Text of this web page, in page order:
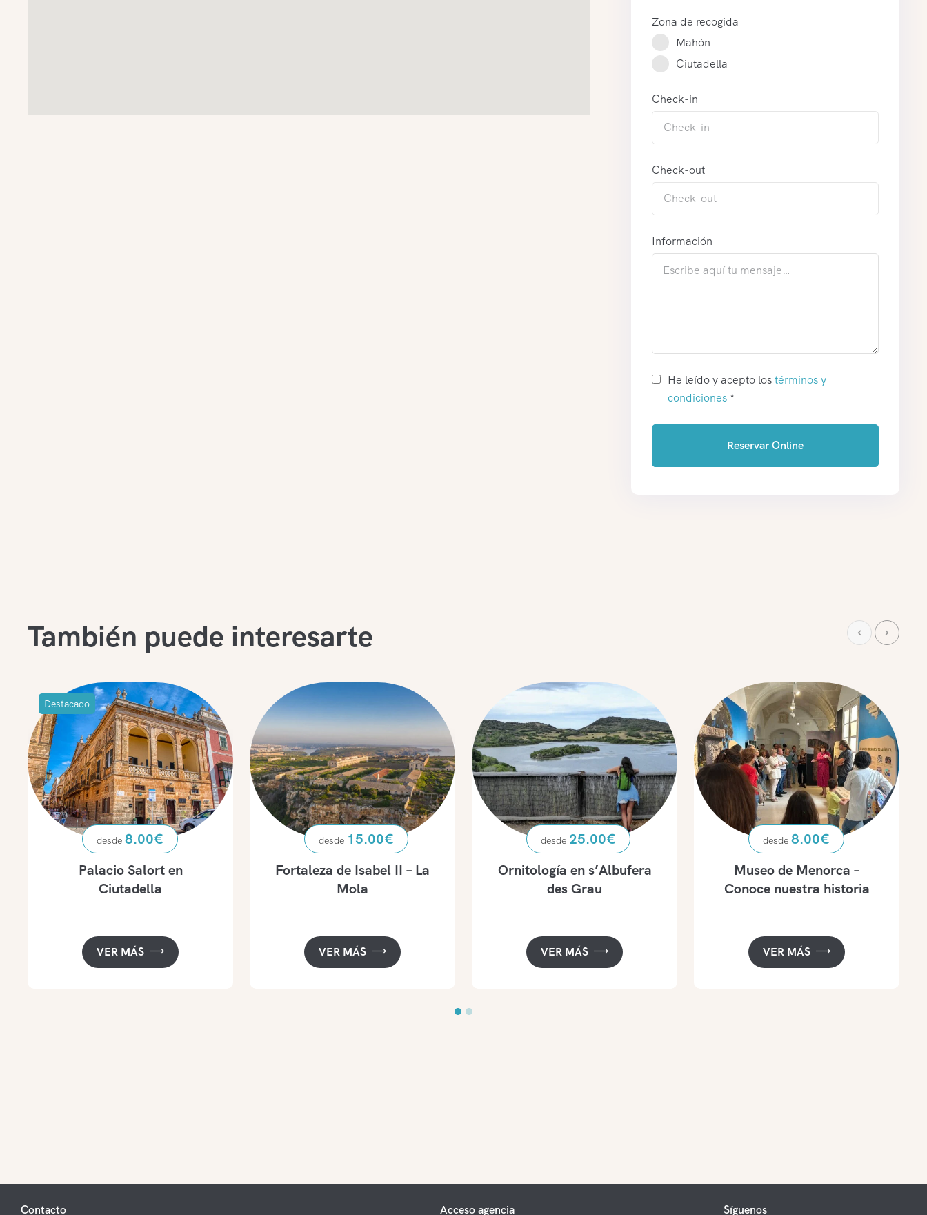
Zona de recogida
Mahón
Ciutadella
Check-in
Check-out
Información
He leído y acepto lostérminos y
condiciones *
Reservar Online
También puede interesarte
Destacado
Palacio Salort en
Ciutadella
8.00€
VER MÁS
Fortaleza de Isabel II – La
Mola
15.00€
VER MÁS
Ornitología en s’Albufera
des Grau
25.00€
VER MÁS
Museo de Menorca –
Conoce nuestra historia
8.00€
VER MÁS
Contacto Acceso agencia Síguenos